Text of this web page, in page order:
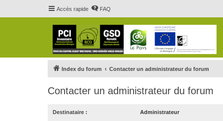
Accès rapide FAQ
Index du forum Contacter un administrateur du forum
Contacter un administrateur du forum
Destinataire : Administrateur